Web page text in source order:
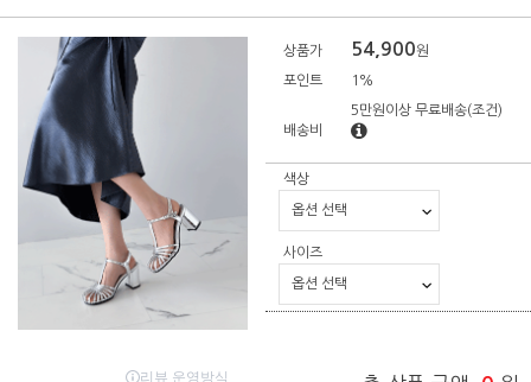
상품가 54,900원
포인트 1%
배송비
5만원이상 무료배송(조건)
색상
사이즈